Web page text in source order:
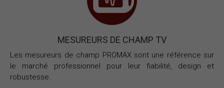
MESUREURS DE CHAMP TV
Les mesureurs de champ PROMAX sont une référence sur
le marché professionnel pour leur fiabilité, design et
robustesse.